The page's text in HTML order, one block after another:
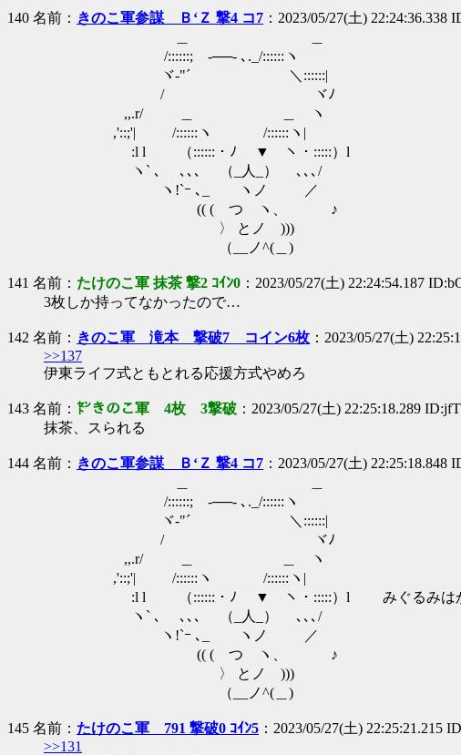
140 名前： きのこ軍参謀 Ｂ‘Ｚ 撃4 コ7 ：2023/05/27(土) 22:24:36.338
/::::::;ゝ-──- ､._/::::::ヽ
ヾ-"´ ＼::::::|
/ ヾﾉ
,,.r/ ＿ ＿ ヽ
,'::;'| /::::::ヽ /::::::ヽ|
:l l （::::::・ﾉ ▼ ヽ・:::::）l
ヽ` ､ ､､､ （_人_） ､､､/
ヽ!`ｰ ､_ ヽノ ／
(( ( つ ヽ、 ♪
〉 とノ )))
（__ノ^(＿)
141 名前： たけのこ軍 抹茶 撃2 ｺｲﾝ0 ：2023/05/27(土) 22:24:54.187
3枚しか持ってなかったので…
142 名前： きのこ軍 滝本 撃破7 コイン6枚 ：2023/05/27(土)
>>137
伊東ライフ式ともとれる応援方式やめろ
143 名前： ㌣きのこ軍 4枚 3撃破 ：2023/05/27(土) 22:25:18.289
抹茶、スられる
144 名前： きのこ軍参謀 Ｂ‘Ｚ 撃4 コ7 ：2023/05/27(土) 22:25:18.848
/::::::;ゝ-──- ､._/::::::ヽ
ヾ-"´ ＼::::::|
/ ヾﾉ
,,.r/ ＿ ＿ ヽ
,'::;'| /::::::ヽ /::::::ヽ|
:l l （::::::・ﾉ ▼ ヽ・:::::）l みぐるみはがさ
ヽ` ､ ､､､ （_人_） ､､､/
ヽ!`ｰ ､_ ヽノ ／
(( ( つ ヽ、 ♪
〉 とノ )))
（__ノ^(＿)
145 名前： たけのこ軍 791 撃破0 ｺｲﾝ5 ：2023/05/27(土) 22:25:21.215
>>131